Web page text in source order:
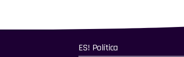
ES! Política